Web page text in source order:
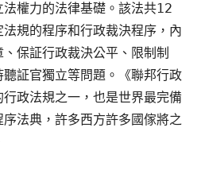
權力的法律基礎。該法共12
規的程序和行政裁決程序，內
保証行政裁決公平、限制制
証官獨立等問題。《聯邦行政
政法規之一，也是世界最完備
法典，許多西方許多國傢將之